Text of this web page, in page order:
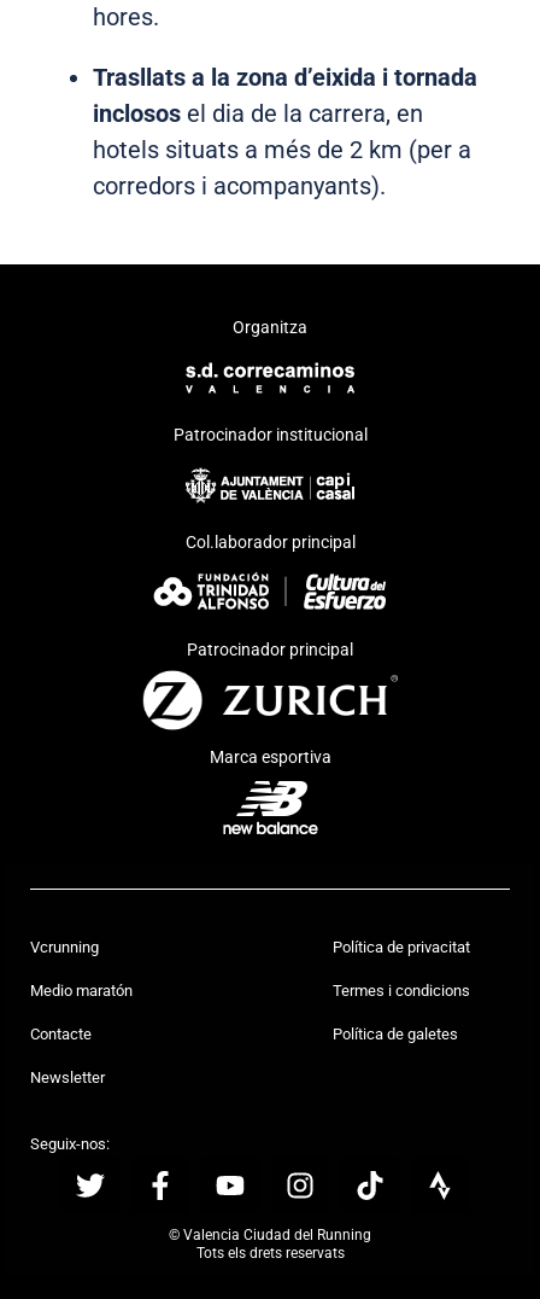
hores.
Trasllats a la zona d’eixida i tornada
inclosos el dia de la carrera, en
hotels situats a més de 2 km (per a
corredors i acompanyants).
Organitza
Patrocinador institucional
Col.laborador principal
Patrocinador principal
Marca esportiva
Vcrunning
Medio maratón
Contacte
Newsletter
Política de privacitat
Termes i condicions
Política de galetes
Seguix-nos:
© Valencia Ciudad del Running
Tots els drets reservats